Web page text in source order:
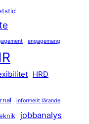
engagemang
HRD
informellt lärande
jobbanalys